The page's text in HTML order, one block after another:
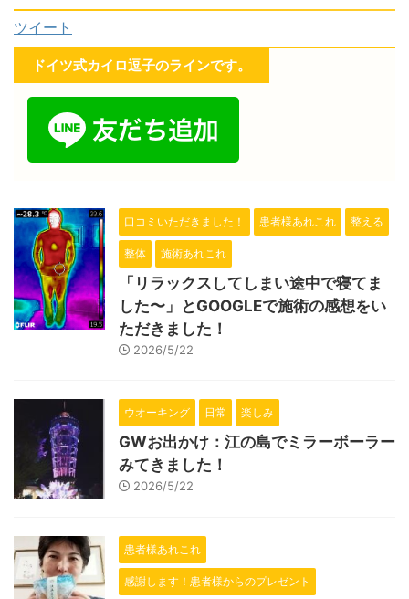
ツイート
ドイツ式カイロ逗子のラインです。
口コミいただきました！ 患者様あれこれ 整える
整体 施術あれこれ
「リラックスしてしまい途中で寝てま
した〜」とGOOGLEで施術の感想をい
ただきました！
2026/5/22
ウオーキング 日常 楽しみ
GWお出かけ：江の島でミラーボーラー
みてきました！
2026/5/22
患者様あれこれ
感謝します！患者様からのプレゼント